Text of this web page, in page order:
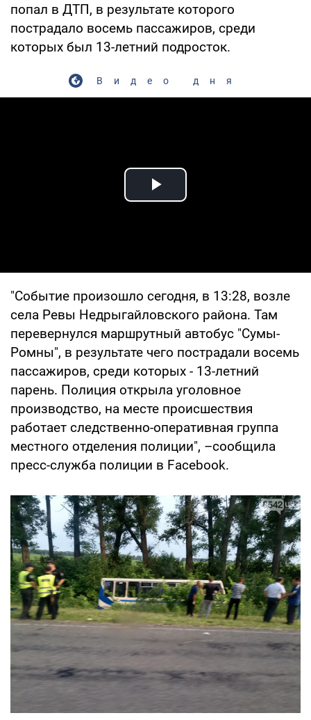
попал в ДТП, в результате которого
пострадало восемь пассажиров, среди
которых был 13-летний подросток.
Видео дня
Play Video
"Событие произошло сегодня, в 13:28, возле
села Ревы Недрыгайловского района. Там
перевернулся маршрутный автобус "Сумы-
Ромны", в результате чего пострадали восемь
пассажиров, среди которых - 13-летний
парень. Полиция открыла уголовное
производство, на месте происшествия
работает следственно-оперативная группа
местного отделения полиции", –сообщила
пресс-служба полиции в Facebook.